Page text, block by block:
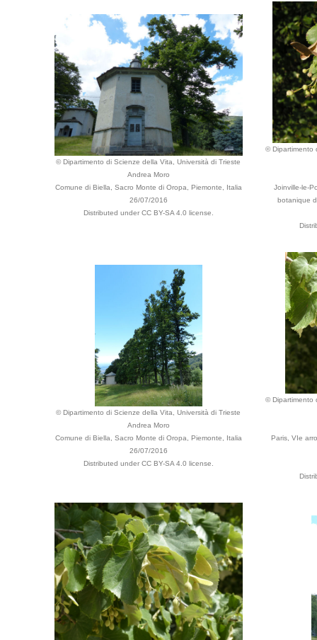
© Dipartimento di Scienze della Vita, Università di Trieste
Andrea Moro
Comune di Biella, Sacro Monte di Oropa, Piemonte, Italia
26/07/2016
Distributed under CC BY-SA 4.0 license.
© Dipartimento
Joinville-le-
botanique
© Dipartimento di Scienze della Vita, Università di Trieste
Andrea Moro
Comune di Biella, Sacro Monte di Oropa, Piemonte, Italia
26/07/2016
Distributed under CC BY-SA 4.0 license.
© Dipartimento
Paris, VIe